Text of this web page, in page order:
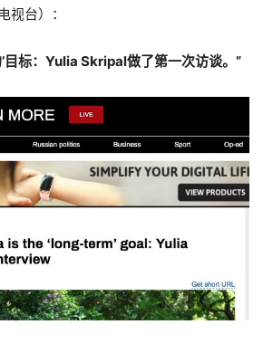
视台）：
目标：Yulia Skripal做了第一次访谈。”